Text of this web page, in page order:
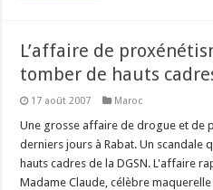
L’affaire de
tomber de hauts
17 août 2007 Maroc
Une grosse affaire de drogue et de
derniers jours à Rabat. Un scandale
hauts cadres de la DGSN. L'affaire
Madame Claude, célèbre